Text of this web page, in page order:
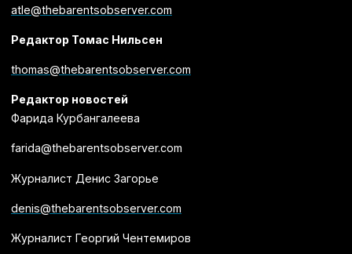
atle@thebarentsobserver.com
Редактор Томас Нильсен
thomas@thebarentsobserver.com
Редактор новостей
Фарида Курбангалеева
farida@thebarentsobserver.com
Журналист Денис Загорье
denis@thebarentsobserver.com
Журналист Георгий Чентемиров